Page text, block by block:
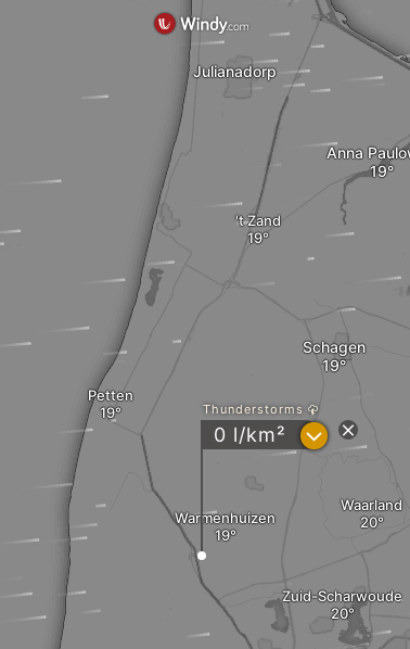
Petten
Warmenhuizen
Schagen
Waarland
Julianadorp
Anna
't Zand
Zuid-Scharwoude
Thunderstorms
0 l/km² ?